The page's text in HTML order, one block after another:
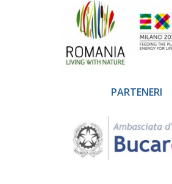
PARTENERI